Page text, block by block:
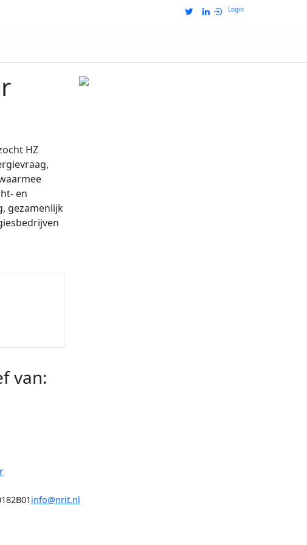
Login
HZ
en
gezamenlijk
van:
info@nrit.nl